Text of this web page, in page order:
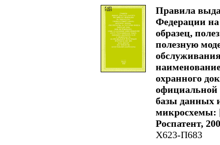
Правила
Федерации
образец,
полезную
охранного
базы данных
микросхемы:
Роспатент,
Х623-П683